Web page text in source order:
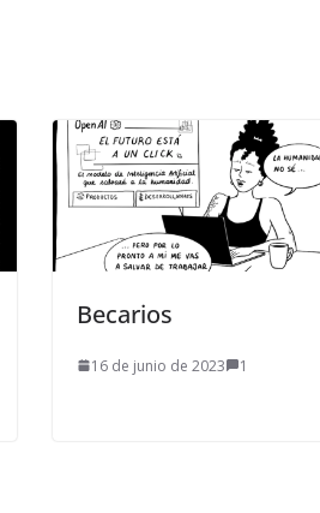
Becarios
16 de junio de 2023 1